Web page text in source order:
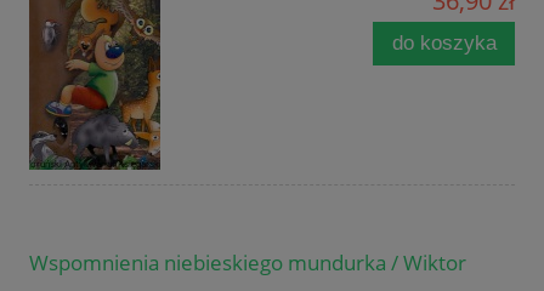
do koszyka
Wspomnienia niebieskiego mundurka / Wiktor